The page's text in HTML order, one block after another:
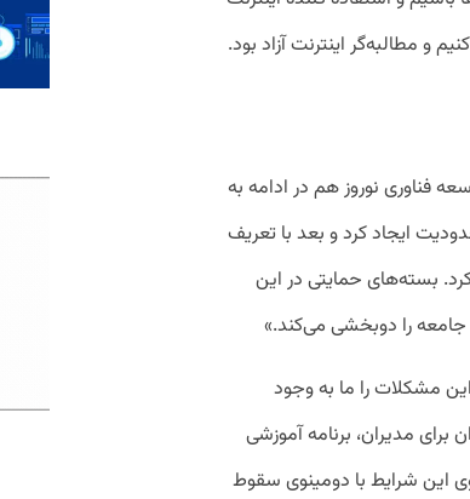
و مطالبه‌گر اینترنت آزاد بود.
فناوری نوروز هم در ادامه به
ایجاد کرد و بعد با تعریف
بسته‌های حمایتی در این
جامعه را دوبخشی می‌کند.»
مشکلات را ما به وجود
برای مدیران، برنامه آموزشی
این شرایط با دومینوی سقوط